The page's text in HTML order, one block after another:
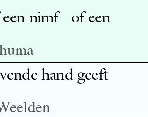
een nimf of een
hand geeft